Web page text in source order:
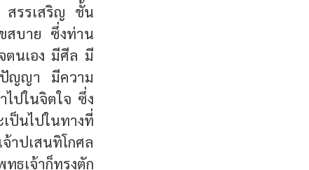
สรรเสริญ ชั้น
สบาย ซึ่งท่าน
ตนเอง มีศีล มี
ปัญญา มีความ
ไปในจิตใจ ซึ่ง
ป็นไปในทางที่
าปเสนทิโกศล
ธเจ้าก็ทรงตัก